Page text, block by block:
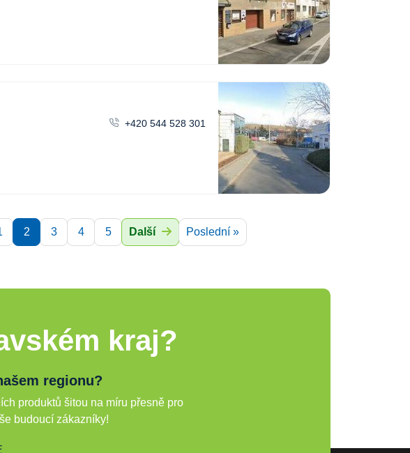
+420 544 528 301
2 3 4 5 Další Poslední »
kraj?
regionu?
produktů šitou na míru přesně pro
budoucí zákazníky!